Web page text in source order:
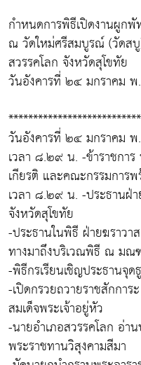
กำหนดการพิธีเปิดงานผูก
ณ วัดใหม่ศรีสมบูรณ์ (วัดส
สวรรคโลก จังหวัดสุโขทัย
วันอังคารที่ ๒๔ มกราคม
วันอังคารที่ ๒๔ มกราคม
เวลา ๘.๒๙ น. -ข้าราชกา
เกียรติ และคณะกรรมการ
เวลา ๘.๒๙ น. -ประธานฝ่
จังหวัดสุโขทัย
-ประธานในพิธี ฝ่ายฆราว
ทางมาถึงบริเวณพิธี ณ ม
-พิธีกรเรียนเชิญประธานจุ
-เปิดกรวยถวายราชสักกา
สมเด็จพระเจ้าอยู่หัว
-นายอำเภอสวรรคโลก อ่า
พระราชทานวิสุงคามสีมา